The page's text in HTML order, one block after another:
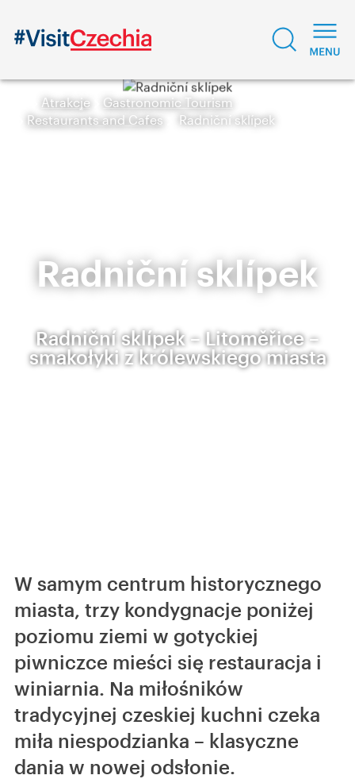
Atrakcje
Gastronomic Tourism
Restaurants and Cafes
Radniční sklípek
Radniční sklípek
Radniční sklípek – Litoměřice –
smakołyki z królewskiego miasta
W samym centrum historycznego
miasta, trzy kondygnacje poniżej
poziomu ziemi w gotyckiej
piwniczce mieści się restauracja i
winiarnia. Na miłośników
tradycyjnej czeskiej kuchni czeka
miła niespodzianka – klasyczne
dania w nowej odsłonie.